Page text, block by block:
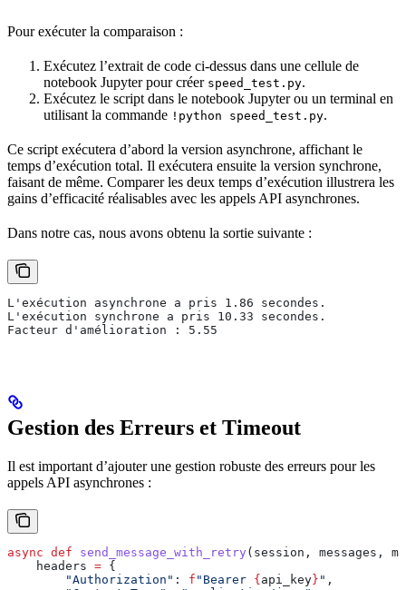
Pour exécuter la comparaison :
Exécutez l’extrait de code ci-dessus dans une cellule de
notebook Jupyter pour créer speed_test.py.
Exécutez le script dans le notebook Jupyter ou un terminal en
utilisant la commande !python speed_test.py.
Ce script exécutera d’abord la version asynchrone, affichant le
temps d’exécution total. Il exécutera ensuite la version synchrone,
faisant de même. Comparer les deux temps d’exécution illustrera les
gains d’efficacité réalisables avec les appels API asynchrones.
Dans notre cas, nous avons obtenu la sortie suivante :
L'exécution asynchrone a pris 1.86 secondes.
L'exécution synchrone a pris 10.33 secondes.
Facteur d'amélioration : 5.55
Gestion des Erreurs et Timeout
Il est important d’ajouter une gestion robuste des erreurs pour les
appels API asynchrones :
async def send_message_with_retry ( session , messages ,
    headers
= {
        "Authorization"
: f "Bearer { api_key } " ,